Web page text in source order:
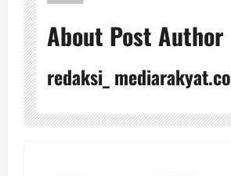
About Post Author
redaksi_ mediarakyat.co